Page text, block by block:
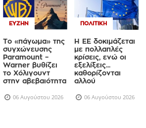
ΕΥΖΗΝ
Το «πάγωμα» της
συγχώνευσης
Paramount –
Warner βυθίζει
το Χόλιγουντ
στην αβεβαιότητα
06 Αυγούστου 2026
ΠΟΛΙΤΙΚΉ
Η ΕΕ δοκιμάζεται
με πολλαπλές
κρίσεις, ενώ οι
εξελίξεις...
καθορίζονται
αλλού
06 Αυγούστου 2026